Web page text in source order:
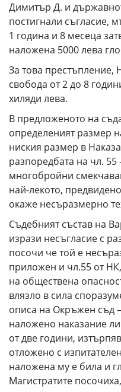
Димитър Д. и
постигнали съгласие,
1 година и 8 месеца
наложена 5000 лева
За това
свобода от 2 до 8
хиляди лева.
В предложеното на
определеният размер
ниския размер в
разпоредбата на чл.
многобройни
най-лекото,
окаже несъразмерно
Съдебният състав на
изрази несъгласие с
посочи че той е
приложен и чл.55 от
на обществена
влязло в сила
описа на Окръжен съд
наложено наказание
от две години,
отложено с
наложена му е била и
Магистратите